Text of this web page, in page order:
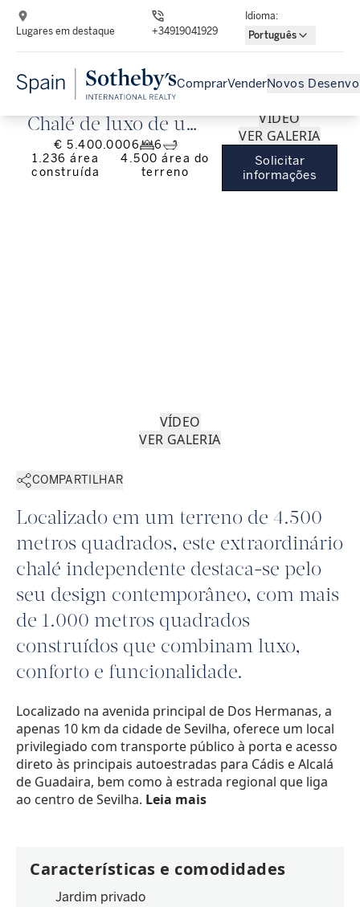
Lugares em destaque +34919041929
Idioma:
Português
ComprarVenderNovos
Chalé de luxo de um
andar em Dos
Hermanas, Sevilha.
€ 5.400.0006
6
1.236 área
construída
4.500 área do
terreno
VÍDEO
VER GALERIA
Solicitar
informações
VÍDEO
VER GALERIA
COMPARTILHAR
Localizado em um terreno de 4.500
metros quadrados, este extraordinário
chalé independente destaca-se pelo
seu design contemporâneo, com mais
de 1.000 metros quadrados
construídos que combinam luxo,
conforto e funcionalidade.
Localizado na avenida principal de Dos Hermanas, a
apenas 10 km da cidade de Sevilha, oferece um local
privilegiado com transporte público à porta e acesso
direto às principais autoestradas para Cádis e Alcalá
de Guadaira, bem como à estrada regional que liga
ao centro de Sevilha. Leia mais
Características e comodidades
Jardim privado